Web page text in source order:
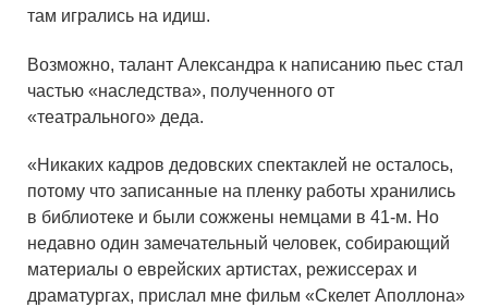
там игрались на идиш.
Возможно, талант Александра к написанию пьес стал
частью «наследства», полученного от
«театрального» деда.
«Никаких кадров дедовских спектаклей не осталось,
потому что записанные на пленку работы хранились
в библиотеке и были сожжены немцами в 41-м. Но
недавно один замечательный человек, собирающий
материалы о еврейских артистах, режиссерах и
драматургах, прислал мне фильм «Скелет Аполлона»